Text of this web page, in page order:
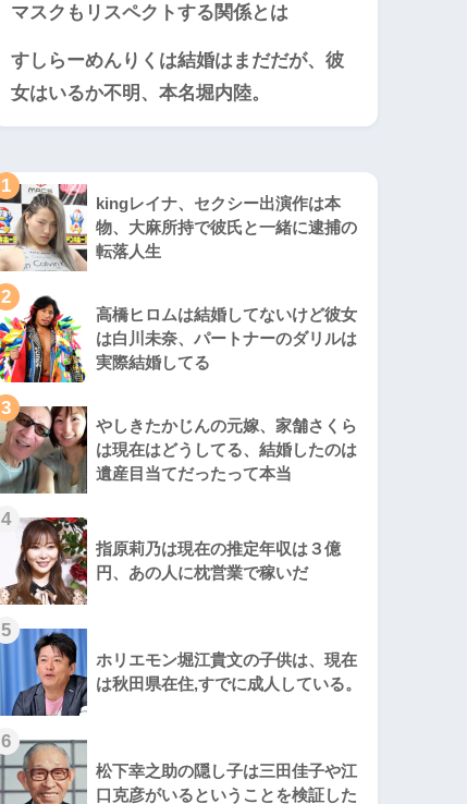
マスクもリスペクトする関係とは
すしらーめんりくは結婚はまだだが、彼
女はいるか不明、本名堀内陸。
1
kingレイナ、セクシー出演作は本
物、大麻所持で彼氏と一緒に逮捕の
転落人生
2
高橋ヒロムは結婚してないけど彼女
は白川未奈、パートナーのダリルは
実際結婚してる
3
やしきたかじんの元嫁、家舗さくら
は現在はどうしてる、結婚したのは
遺産目当てだったって本当
4
指原莉乃は現在の推定年収は３億
円、あの人に枕営業で稼いだ
5
ホリエモン堀江貴文の子供は、現在
は秋田県在住,すでに成人している。
6
松下幸之助の隠し子は三田佳子や江
口克彦がいるということを検証した